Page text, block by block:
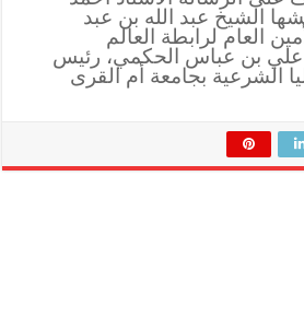
الشيخ عبد الله بن عبد
العام لرابطة العالم
علي بن عباس الحكمي، رئيس
الشرعية بجامعة أم القرى